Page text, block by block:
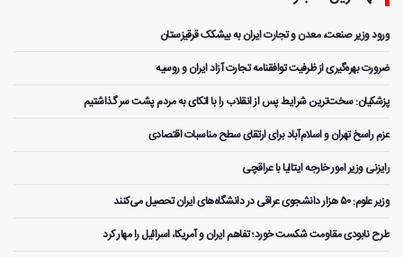
ورود وزیر صنعت، معدن و تجارت ایران به بیشکک قرقیزستان
ضرورت بهره‌گیری از ظرفیت توافقنامه تجارت آزاد ایران و روسیه
پزشکیان: سخت‌ترین شرایط پس از انقلاب را با اتکای به مردم پشت سر گذاشتیم
عزم راسخ تهران و اسلام‌آباد برای ارتقای سطح مناسبات اقتصادی
رایزنی وزیر امور خارجه ایتالیا با عراقچی
وزیر علوم: ۵۰ هزار دانشجوی عراقی در دانشگاه‌های ایران تحصیل می‌کنند
طرح نابودی مقاومت شکست خورد؛ تفاهم ایران و آمریکا، اسرائیل را مهار کرد